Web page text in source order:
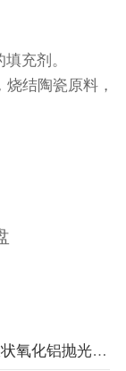
充剂。
结陶瓷原料，
FUJIMI品质PWA15